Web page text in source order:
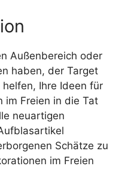
Außenbereich oder
haben, der Target
Ihre Ideen für
im Freien in die Tat
neuartigen
Schätze zu
im Freien